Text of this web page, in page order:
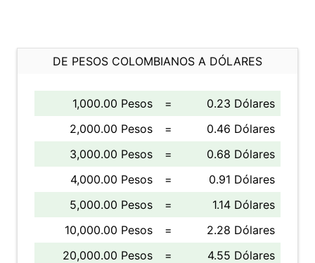
DE PESOS COLOMBIANOS A DÓLARES
1,000.00 Pesos =
0.23 Dólares
2,000.00 Pesos
=
0.46 Dólares
3,000.00 Pesos
=
0.68 Dólares
4,000.00 Pesos
=
0.91 Dólares
5,000.00 Pesos
=
1.14 Dólares
10,000.00 Pesos
=
2.28 Dólares
20,000.00 Pesos
=
4.55 Dólares